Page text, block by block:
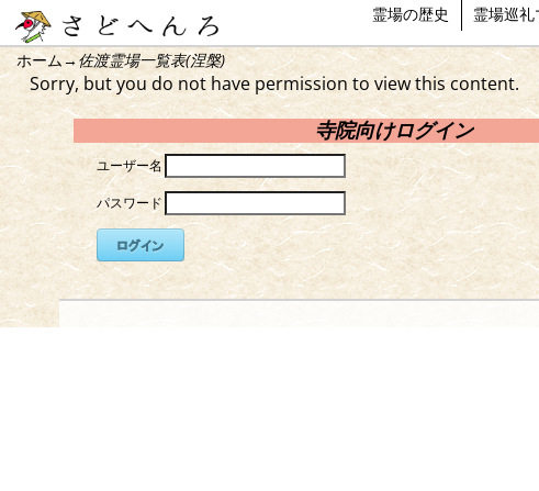
霊場の歴史 霊場巡礼
ホーム→佐渡霊場一覧表(涅槃)
Sorry, but you do not have permission to view this content.
寺院向けログイン
ユーザー名
パスワード